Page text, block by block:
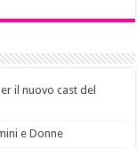
il nuovo cast del
e Donne